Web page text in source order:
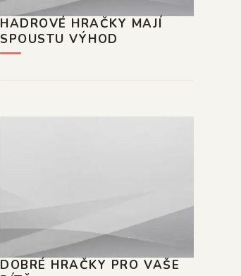
HADROVÉ HRAČKY MAJÍ
SPOUSTU VÝHOD
DOBRÉ HRAČKY PRO VAŠE